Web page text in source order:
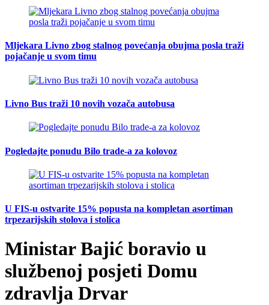
Mljekara Livno zbog stalnog povećanja obujma posla traži
pojačanje u svom timu
Livno Bus traži 10 novih vozača autobusa
Pogledajte ponudu Bilo trade-a za kolovoz
U FIS-u ostvarite 15% popusta na kompletan asortiman
trpezarijskih stolova i stolica
Ministar Bajić boravio u
službenoj posjeti Domu
zdravlja Drvar